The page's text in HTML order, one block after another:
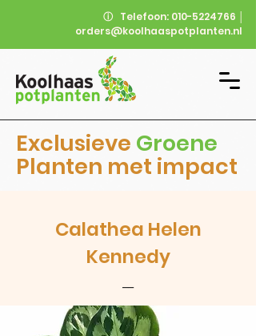
ⓘ Telefoon: 010-5224766
orders@koolhaaspotplanten.nl
Exclusieve Groene
Planten met impact
Calathea Helen
Kennedy